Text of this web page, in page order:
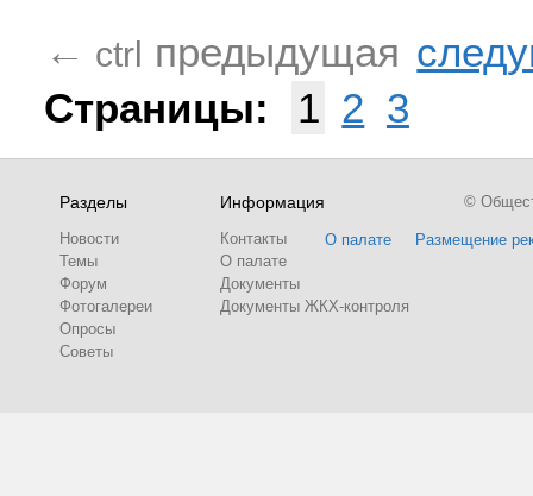
← ctrl предыдущая
Страницы:
1 2 3
Разделы
Новости
Темы
Форум
Фотогалереи
Опросы
Советы
Информация
Контакты
О палате
Документы
Документы ЖКХ-контроля
О палате Размещение
©